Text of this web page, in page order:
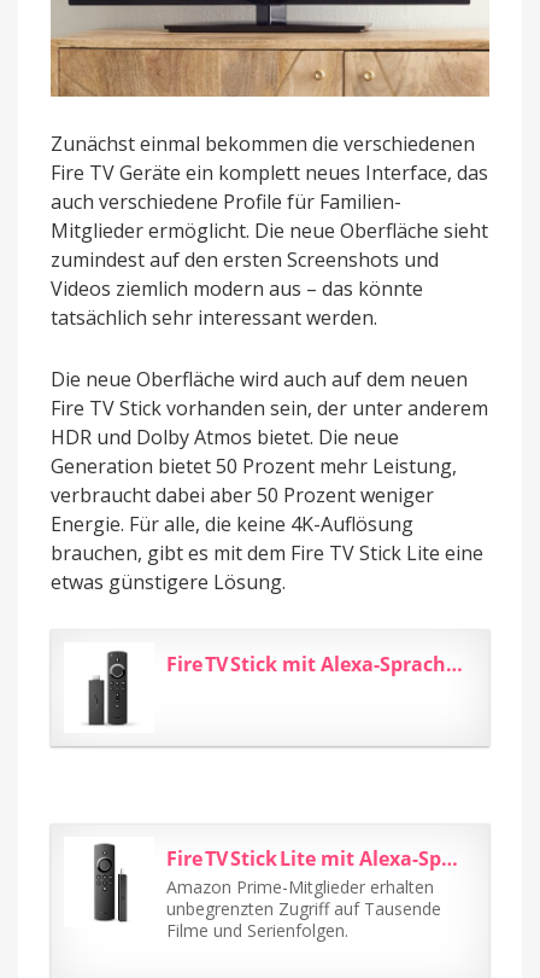
Zunächst einmal bekommen die verschiedenen
Fire TV Geräte ein komplett neues Interface, das
auch verschiedene Profile für Familien-
Mitglieder ermöglicht. Die neue Oberfläche sieht
zumindest auf den ersten Screenshots und
Videos ziemlich modern aus – das könnte
tatsächlich sehr interessant werden.
Die neue Oberfläche wird auch auf dem neuen
Fire TV Stick vorhanden sein, der unter anderem
HDR und Dolby Atmos bietet. Die neue
Generation bietet 50 Prozent mehr Leistung,
verbraucht dabei aber 50 Prozent weniger
Energie. Für alle, die keine 4K-Auflösung
brauchen, gibt es mit dem Fire TV Stick Lite eine
etwas günstigere Lösung.
Fire TV Stick mit Alexa-Sprachfernbedienung (mit TV-Steuerungstasten...
Fire TV Stick Lite mit Alexa-Sprachfernbedienung Lite (ohne...
Amazon Prime-Mitglieder erhalten
unbegrenzten Zugriff auf Tausende
Filme und Serienfolgen.